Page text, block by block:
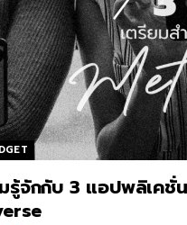
รู้จักกับ 3 แอปพลิเคชั่